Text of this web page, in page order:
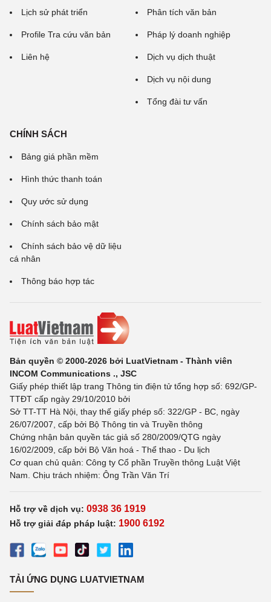
Lịch sử phát triển
Profile Tra cứu văn bản
Liên hệ
Phân tích văn bản
Pháp lý doanh nghiệp
Dịch vụ dịch thuật
Dịch vụ nội dung
Tổng đài tư vấn
CHÍNH SÁCH
Bảng giá phần mềm
Hình thức thanh toán
Quy ước sử dụng
Chính sách bảo mật
Chính sách bảo vệ dữ liệu
cá nhân
Thông báo hợp tác
Bản quyền © 2000-2026 bởi LuatVietnam - Thành viên
INCOM Communications ., JSC
Giấy phép thiết lập trang Thông tin điện tử tổng hợp số: 692/GP-
TTĐT cấp ngày 29/10/2010 bởi
Sở TT-TT Hà Nội, thay thế giấy phép số: 322/GP - BC, ngày
26/07/2007, cấp bởi Bộ Thông tin và Truyền thông
Chứng nhận bản quyền tác giả số 280/2009/QTG ngày
16/02/2009, cấp bởi Bộ Văn hoá - Thể thao - Du lịch
Cơ quan chủ quản: Công ty Cổ phần Truyền thông Luật Việt
Nam. Chịu trách nhiệm: Ông Trần Văn Trí
Hỗ trợ về dịch vụ: 0938 36 1919
Hỗ trợ giải đáp pháp luật: 1900 6192
TẢI ỨNG DỤNG LUATVIETNAM